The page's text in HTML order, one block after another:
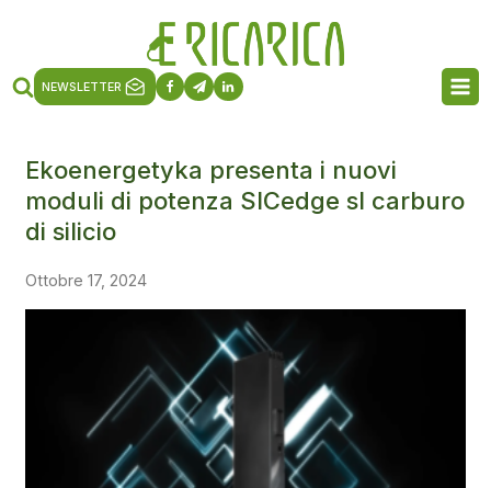
NEWSLETTER
Ekoenergetyka presenta i nuovi
moduli di potenza SICedge sl carburo
di silicio
Ottobre 17, 2024